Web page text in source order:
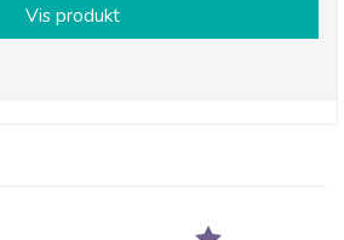
Vis produkt